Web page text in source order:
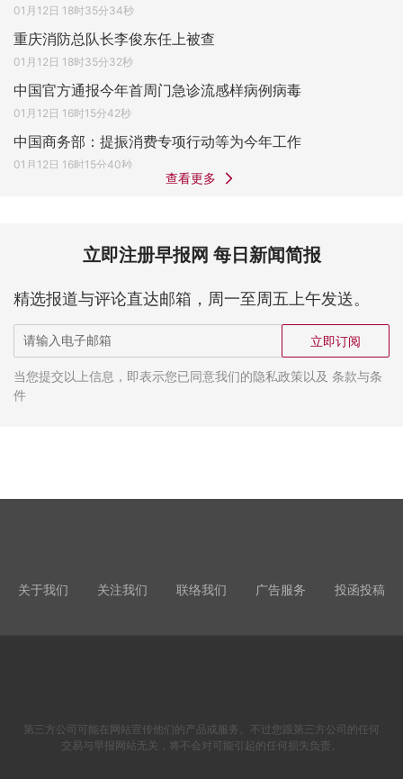
01月12日 18时35分34秒
重庆消防总队长李俊东任上被查
01月12日 18时35分32秒
中国官方通报今年首周门急诊流感样病例病毒
01月12日 16时15分42秒
中国商务部：提振消费专项行动等为今年工作
01月12日 16时15分40秒
查看更多
立即注册早报网 每日新闻简报
精选报道与评论直达邮箱，周一至周五上午发送。
立即订阅
当您提交以上信息，即表示您已同意我们的隐私政策以及 条款与条
件
关于我们 关注我们 联络我们 广告服务 投函投稿
第三方公司可能在网站宣传他们的产品或服务。不过您跟第三方公司的任何
交易与早报网站无关，将不会对可能引起的任何损失负责。